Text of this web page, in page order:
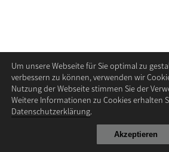
Um unsere Webseite für Sie optimal zu
verbessern zu können, verwenden wir
Nutzung der Webseite stimmen Sie der
Weitere Informationen zu Cookies erhalten
Datenschutzerklärung.
Akzeptieren